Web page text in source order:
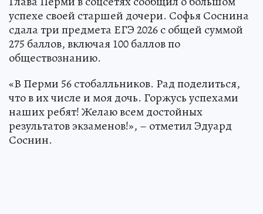
успехе своей старшей дочери. Софья Соснина
сдала три предмета ЕГЭ 2026 с общей суммой
275 баллов, включая 100 баллов по
обществознанию.
«В Перми 56 стобалльников. Рад поделиться,
что в их числе и моя дочь. Горжусь успехами
наших ребят! Желаю всем достойных
результатов экзаменов!», – отметил Эдуард
Соснин.